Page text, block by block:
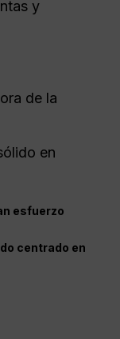
y
de la
en
esfuerzo
centrado en